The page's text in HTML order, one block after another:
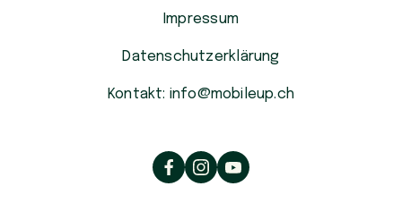
Impressum
Datenschutzerklärung
Kontakt: info@mobileup.ch